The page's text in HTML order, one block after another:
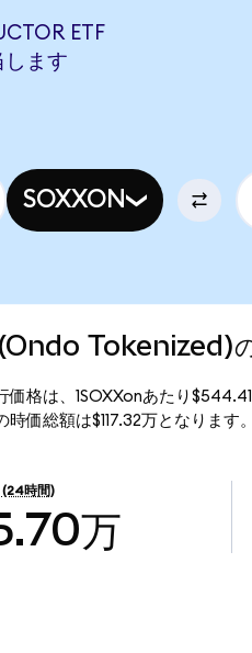
ETF
します
SOXXON
Tokenized)の
格は、1SOXXonあたり
価総額は$117.32万となります。
(24時間)
万